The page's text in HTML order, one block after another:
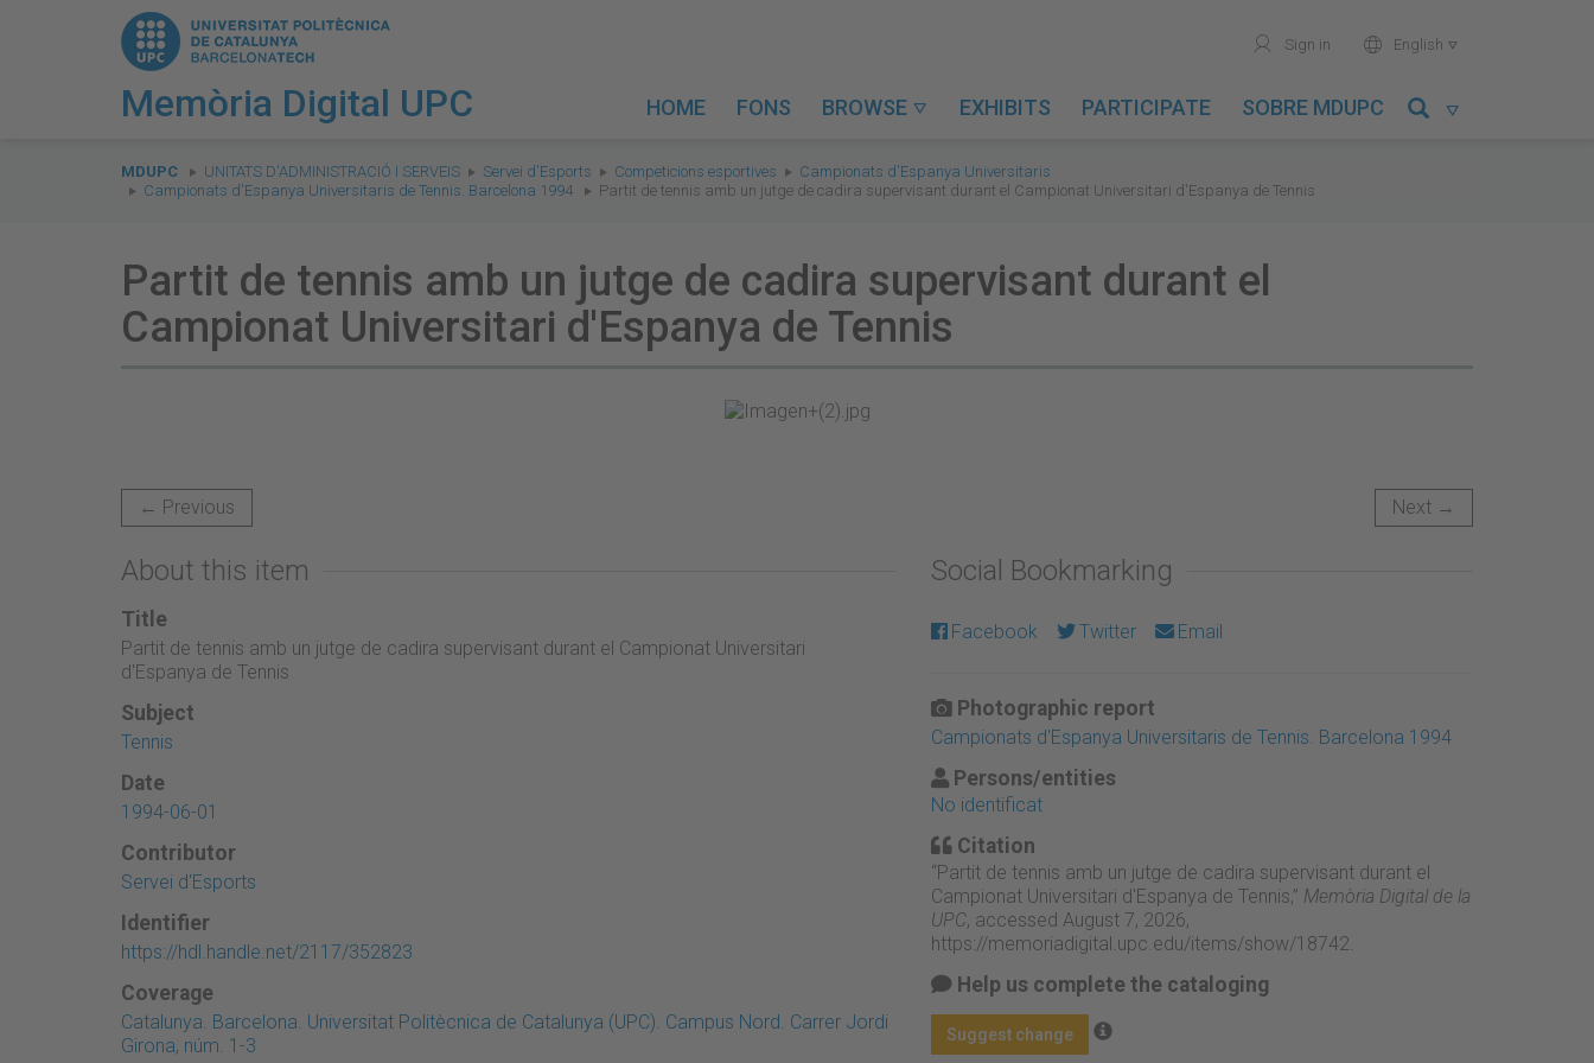
Memòria Digital UPC
user Sign in world English 
HOME FONS BROWSE  EXHIBITS PARTICIPATE SOBRE MDUPC 
are
here:
MDUPC UNITATS D'ADMINISTRACIÓ I SERVEIS Servei d'Esports Competicions esportives
Campionats d'Espanya Universitaris
Campionats d'Espanya Universitaris de Tennis. Barcelona 1994
Partit de tennis amb un jutge de cadira supervisant durant el Campionat Universitari d'Espanya de Tennis
Partit de tennis amb un jutge de cadira supervisant durant el
Campionat Universitari d'Espanya de Tennis
← Previous Next →
About this item
Title
Partit de tennis amb un jutge de cadira supervisant durant el Campionat Universitari
d'Espanya de Tennis
Subject
Tennis
Date
1994-06-01
Contributor
Servei d'Esports
Identifier
https://hdl.handle.net/2117/352823
Coverage
Catalunya. Barcelona. Universitat Politècnica de Catalunya (UPC). Campus Nord. Carrer Jordi
Girona, núm. 1-3
Social Bookmarking
Facebook Twitter Email
Photographic report
Campionats d'Espanya Universitaris de Tennis. Barcelona 1994
Persons/entities
No identificat
Citation
“Partit de tennis amb un jutge de cadira supervisant durant el
Campionat Universitari d'Espanya de Tennis,” Memòria Digital de la
UPC, accessed August 7, 2026,
https://memoriadigital.upc.edu/items/show/18742
Help us complete the cataloging
Suggest change